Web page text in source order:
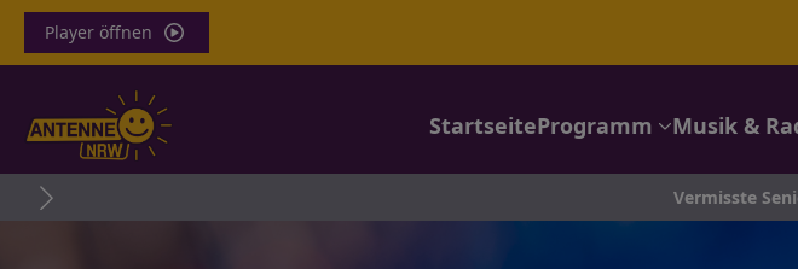
Player öffnen
StartseiteProgramm Musik &
Vermisste Seniorin in